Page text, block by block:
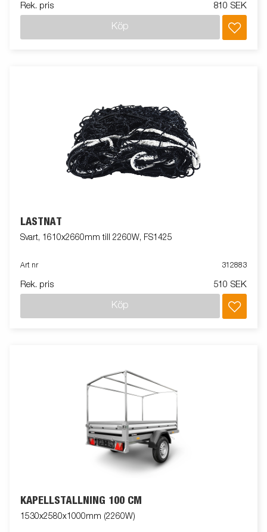
Rek. pris 810 SEK
Köp
LASTNÄT
Svart, 1610x2660mm till 2260W, FS1425
Art nr 312883
Rek. pris 510 SEK
Köp
KAPELLSTÄLLNING 100 CM
1530x2580x1000mm (2260W)